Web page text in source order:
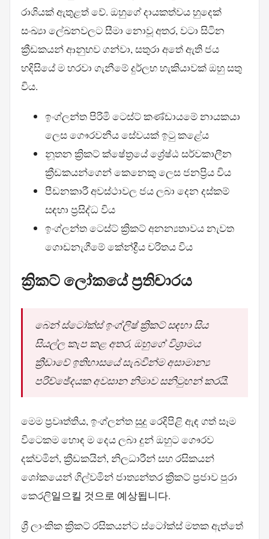
රාශියක් ඇතුළත් වේ. ඔහුගේ දායකත්වය හුදෙක්
සංඛ්‍යා ලේඛනවලට සීමා නොවූ අතර, වටා සිටින
ක්‍රීඩකයන් ආනුභව ගන්වා, සතුරා අතේ ඇති ජය
හදිසියේ ම හරවා ගැනීමේ දුර්ලභ හැකියාවක් ඔහු සතු
විය.
ඉංග්ලන්ත පිරිමි ටෙස්ට් කණ්ඩායමේ නායකයා
ලෙස ගෞරවනීය සේවයක් ඉටු කළේය
නූතන ක්‍රිකට් ක්ෂේත්‍රයේ ශ්‍රේෂ්ඨ සර්වකාලීන
ක්‍රීඩකයන්ගෙන් කෙනෙකු ලෙස ජනප්‍රිය විය
පීඩනකාරී අවස්ථාවල ජය ලබා දෙන දස්කම්
සඳහා ප්‍රසිද්ධ විය
ඉංග්ලන්ත ටෙස්ට් ක්‍රිකට් අනන්‍යතාවය නැවත
ගොඩනැගීමේ කේන්ද්‍රීය චරිතය විය
ක්‍රිකට් ලෝකයේ ප්‍රතිචාරය
බෙන් ස්ටෝක්ස් ඉංග්ලිෂ් ක්‍රිකට් සඳහා සිය
සියල්ල කැප කළ අතර, ඔහුගේ විශ්‍රාමය
ක්‍රීඩාවේ ඉතිහාසයේ සැබවින්ම අසාමාන්‍ය
පරිච්ඡේදයක අවසාන නිමාව සනිටුහන් කරයි.
මෙම ප්‍රවෘත්තිය, ඉංග්ලන්ත සුදු රෙදිපිළි ඇඳ ගත් සෑම
විටෙකම හොඳ ම දෙය ලබා දුන් ඔහුට ගෞරව
දක්වමින්, ක්‍රීඩකයින්, නිලධාරීන් සහ රසිකයන්
ශෝකයෙන් ගිල්වමින් ජාත්‍යන්තර ක්‍රිකට් ප්‍රජාව පුරා
කෙරලි일으킬 것으로 예상됩니다.
ශ්‍රී ලාංකික ක්‍රිකට් රසිකයන්ට ස්ටෝක්ස් මතක ඇත්තේ